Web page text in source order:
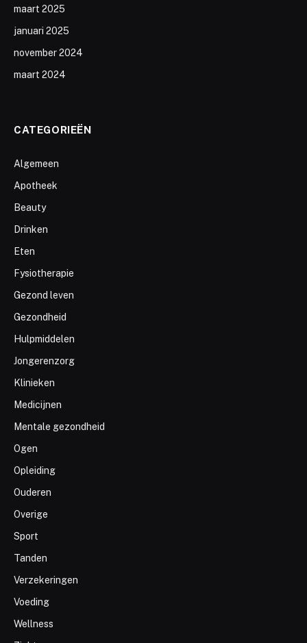
maart 2025
januari 2025
november 2024
maart 2024
CATEGORIEËN
Algemeen
Apotheek
Beauty
Drinken
Eten
Fysiotherapie
Gezond leven
Gezondheid
Hulpmiddelen
Jongerenzorg
Klinieken
Medicijnen
Mentale gezondheid
Ogen
Opleiding
Ouderen
Overige
Sport
Tanden
Verzekeringen
Voeding
Wellness